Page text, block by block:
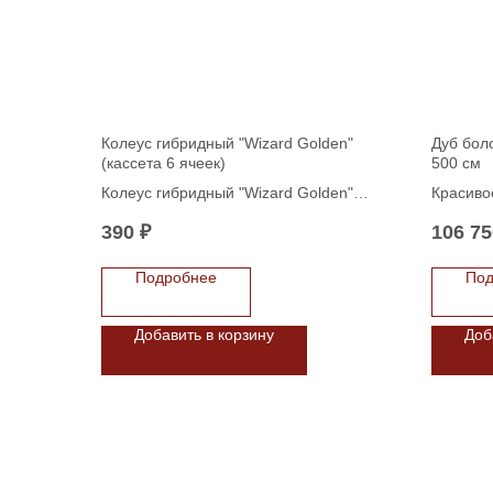
Колеус гибридный "Wizard Golden"
(кассета 6 ячеек)
Колеус гибридный "Wizard Golden"
390 ₽
Подробнее
Добавить в корзину
Дуб
500 см
кроной.
до
106